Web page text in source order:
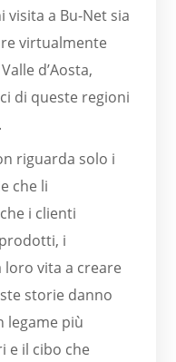
visita a Bu-Net sia
virtualmente
d’Aosta,
di queste regioni
riguarda solo i
che li
i clienti
i
vita a creare
storie danno
legame più
e il cibo che